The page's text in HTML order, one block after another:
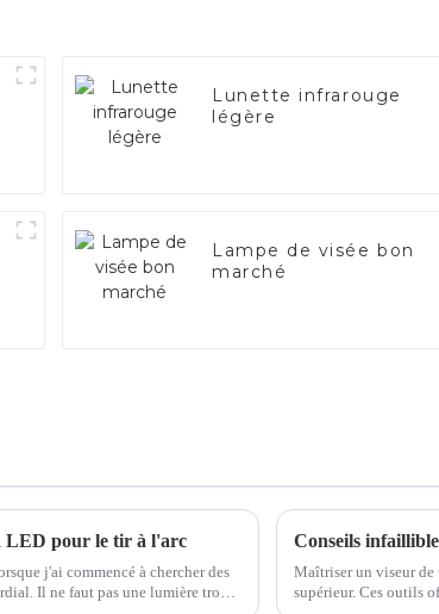
Lunette infrarouge
légère
Lampe de visée bon
marché
LED pour le tir à l'arc
j'ai commencé à chercher des
Il ne faut pas une lumière trop
Conseils
Maîtriser un viseur de
supérieur. Ces outils